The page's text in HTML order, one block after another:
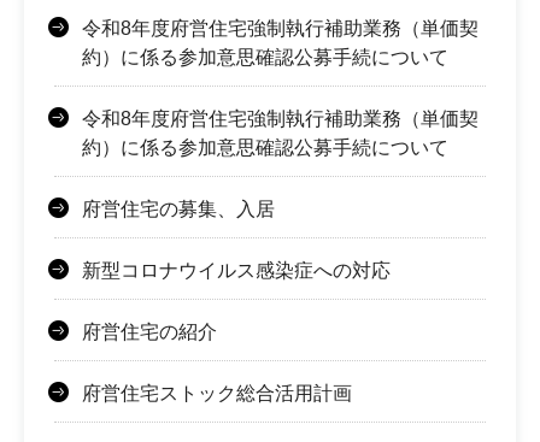
令和8年度府営住宅強制執行補助業務（単価契
約）に係る参加意思確認公募手続について
令和8年度府営住宅強制執行補助業務（単価契
約）に係る参加意思確認公募手続について
府営住宅の募集、入居
新型コロナウイルス感染症への対応
府営住宅の紹介
府営住宅ストック総合活用計画